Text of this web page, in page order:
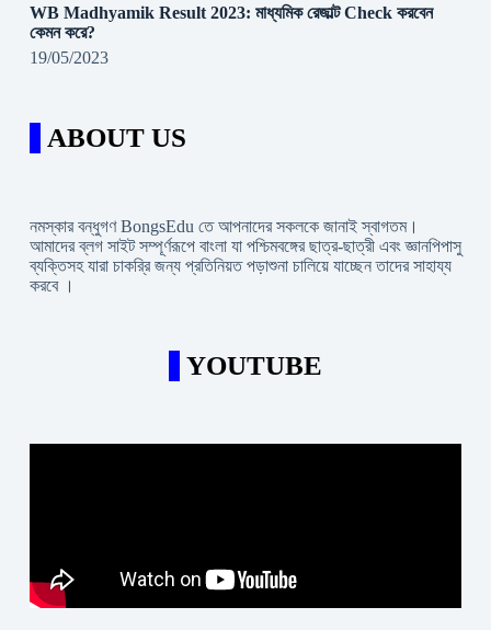
WB Madhyamik Result 2023: মাধ্যমিক রেজাল্ট Check করবেন
কেমন করে?
19/05/2023
ABOUT US
নমস্কার বন্ধুগণ BongsEdu তে আপনাদের সকলকে জানাই স্বাগতম।
আমাদের ব্লগ সাইট সম্পূর্ণরূপে বাংলা যা পশ্চিমবঙ্গের ছাত্র-ছাত্রী এবং জ্ঞানপিপাসু
ব্যক্তিসহ যারা চাকরি্র জন্য প্রতিনিয়ত পড়াশুনা চালিয়ে যাচ্ছেন তাদের সাহায্য
করবে ।
YOUTUBE